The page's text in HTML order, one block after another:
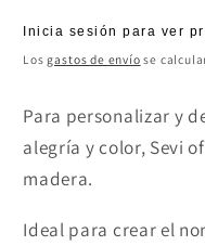
modal
Precio
habitual
Inicia sesión para ver
Losgastos de envío se
Para personalizar y
alegría y color, Sevi
madera.
Ideal para crear el